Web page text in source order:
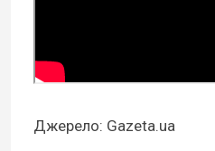
Джерело: Gazeta.ua